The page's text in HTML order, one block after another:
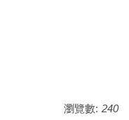
瀏覽數: 240